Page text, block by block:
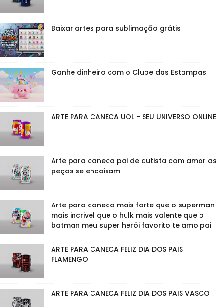
Baixar artes para sublimação grátis
Ganhe dinheiro com o Clube das Estampas
ARTE PARA CANECA UOL - SEU UNIVERSO ONLINE
Arte para caneca pai de autista com amor as
peças se encaixam
Arte para caneca mais forte que o superman
mais incrivel que o hulk mais valente que o
batman meu super herói favorito te amo pai
ARTE PARA CANECA FELIZ DIA DOS PAIS
FLAMENGO
ARTE PARA CANECA FELIZ DIA DOS PAIS VASCO